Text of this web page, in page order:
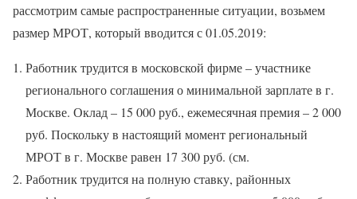
рассмотрим самые распространенные ситуации, возьмем
размер МРОТ, который вводится с 01.05.2019:
Работник трудится в московской фирме – участнике
регионального соглашения о минимальной зарплате в г.
Москве. Оклад – 15 000 руб., ежемесячная премия – 2 000
руб. Поскольку в настоящий момент региональный
МРОТ в г. Москве равен 17 300 руб. (см.
Работник трудится на полную ставку, районных